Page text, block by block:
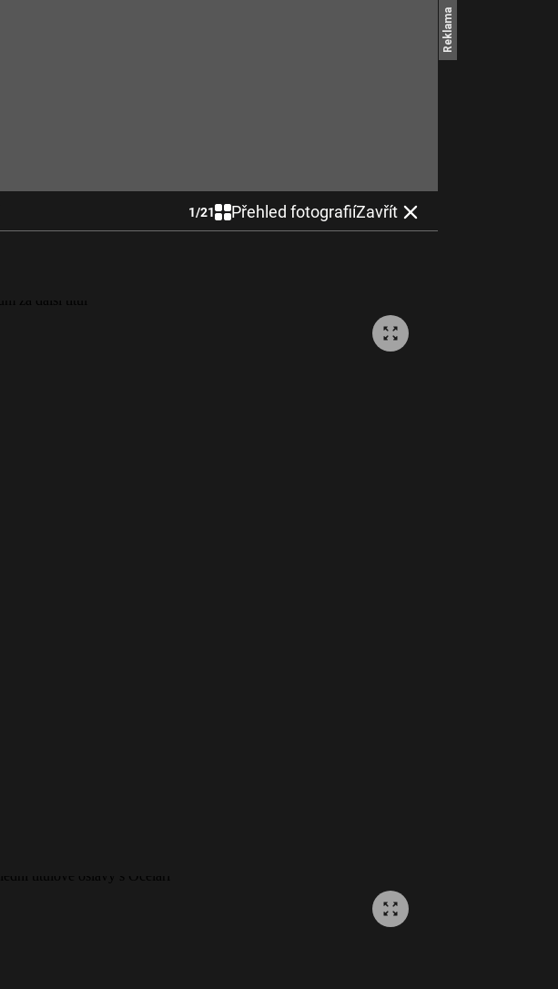
1/21 Přehled fotografiíZavřít